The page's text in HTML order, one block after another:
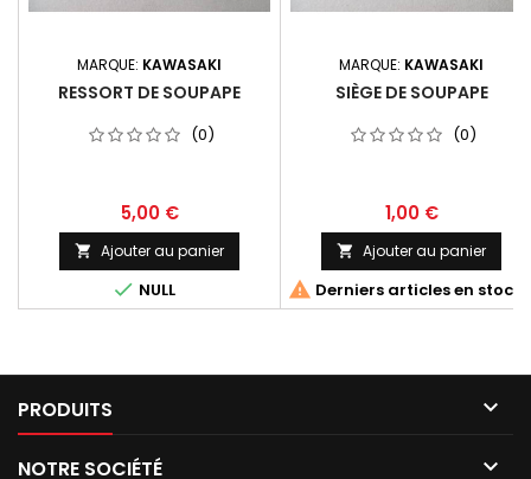
MARQUE: KAWASAKI
RESSORT DE SOUPAPE
(0)
5,00 €
 Ajouter au panier
 NULL
MARQUE: KAWASAKI
SIÈGE DE SOUPAPE
(0)
1,00 €
 Ajouter au panier
 Derniers articles en stock
PRODUITS 
NOTRE SOCIÉTÉ 